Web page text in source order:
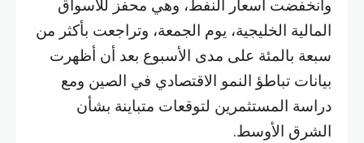
وانخفضت أسعار النفط، وهي محفز للأسواق
المالية الخليجية، يوم الجمعة، وتراجعت بأكثر من
سبعة بالمئة على مدى الأسبوع بعد أن أظهرت
بيانات تباطؤ النمو الاقتصادي في الصين ومع
دراسة المستثمرين لتوقعات متباينة بشأن
الشرق الأوسط.